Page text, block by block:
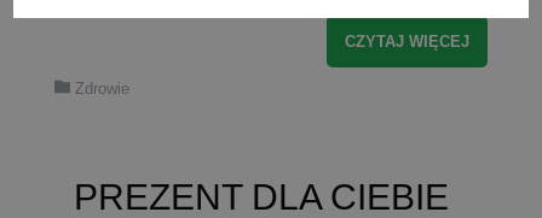
CZYTAJ WIĘCEJ
Zdrowie
PREZENT DLA CIEBIE